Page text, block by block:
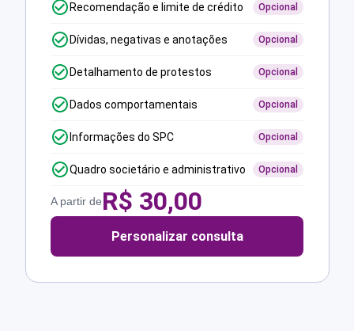
Recomendação e limite de crédito Opcional
Dívidas, negativas e anotações Opcional
Detalhamento de protestos Opcional
Dados comportamentais Opcional
Informações do SPC Opcional
Quadro societário e administrativo Opcional
A partir deR$ 30,00
Personalizar consulta